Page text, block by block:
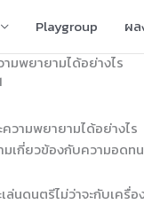
Playgroup ผล
มพยายามได้อย่างไร
เกี่ยวข้องกับความอด
นดนตรีไม่ว่าจะกับเค